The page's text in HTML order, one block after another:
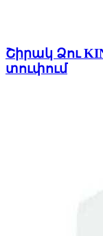
Շիրակ Ձու
տուփում